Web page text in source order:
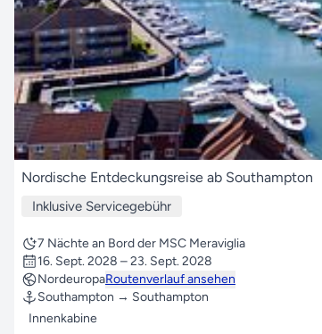
Nordische Entdeckungsreise ab Southampton
Inklusive Servicegebühr
7 Nächte an Bord der MSC Meraviglia
16. Sept. 2028 – 23. Sept. 2028
NordeuropaRoutenverlauf ansehen
Southampton → Southampton
Innenkabine